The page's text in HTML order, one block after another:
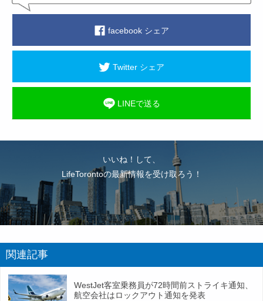
facebook シェア
Twitter シェア
LINEで送る
いいね！して、
LifeTorontoの最新情報を受け取ろう！
関連記事
WestJet客室乗務員が72時間前ストライキ通知、
航空会社はロックアウト通知を発表